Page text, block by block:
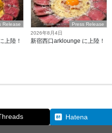
Release
上陸！
Press Release
2026年8月4日
新宿西口arklounge に上陸！
Hatena